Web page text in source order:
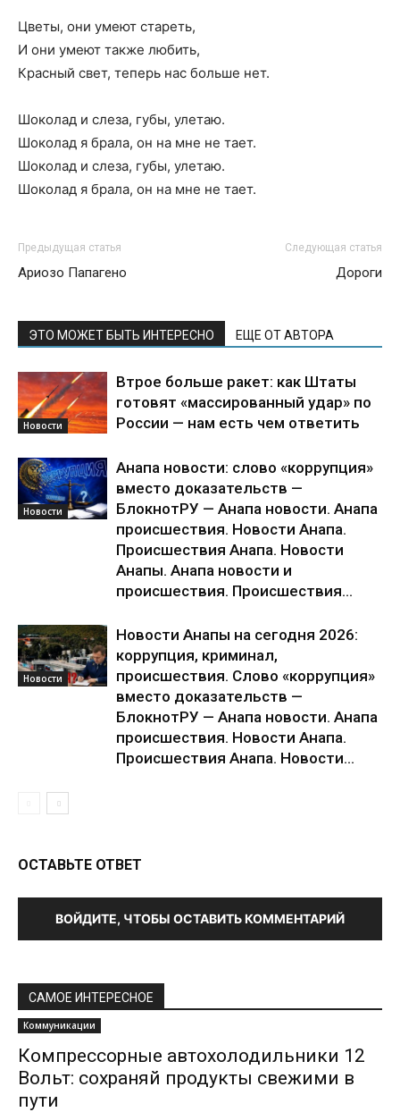
Цветы, они умеют стареть,
И они умеют также любить,
Красный свет, теперь нас больше нет.
Шоколад и слеза, губы, улетаю.
Шоколад я брала, он на мне не тает.
Шоколад и слеза, губы, улетаю.
Шоколад я брала, он на мне не тает.
Предыдущая статья
Ариозо Папагено
Следующая статья
Дороги
ЭТО МОЖЕТ БЫТЬ ИНТЕРЕСНО ЕЩЕ ОТ АВТОРА
Новости
Втрое больше ракет: как Штаты
готовят «массированный удар» по
России — нам есть чем ответить
Новости
Анапа новости: слово «коррупция»
вместо доказательств —
БлокнотРУ — Анапа новости. Анапа
происшествия. Новости Анапа.
Происшествия Анапа. Новости
Анапы. Анапа новости и
происшествия. Происшествия...
Новости
Новости Анапы на сегодня 2026:
коррупция, криминал,
происшествия. Слово «коррупция»
вместо доказательств —
БлокнотРУ — Анапа новости. Анапа
происшествия. Новости Анапа.
Происшествия Анапа. Новости...
ОСТАВЬТЕ ОТВЕТ
ВОЙДИТЕ, ЧТОБЫ ОСТАВИТЬ КОММЕНТАРИЙ
САМОЕ ИНТЕРЕСНОЕ
Коммуникации
Компрессорные автохолодильники 12
Вольт: сохраняй продукты свежими в
пути